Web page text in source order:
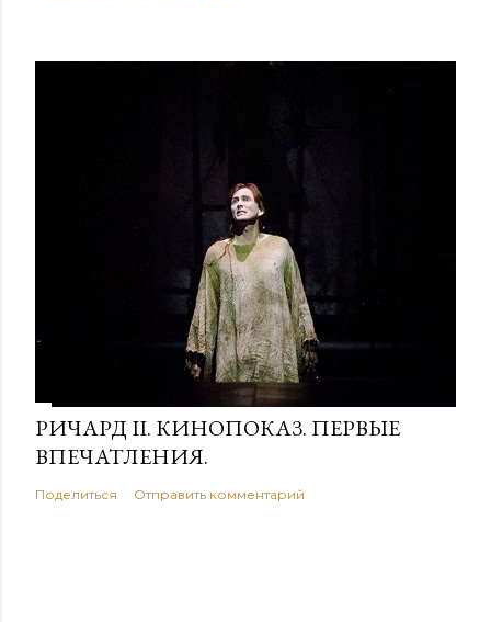
РИЧАРД II. КИНОПОКАЗ. ПЕРВЫЕ
ВПЕЧАТЛЕНИЯ.
Поделиться Отправить комментарий